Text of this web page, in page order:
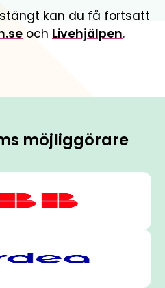
kan du få fortsatt
och Livehjälpen.
möjliggörare